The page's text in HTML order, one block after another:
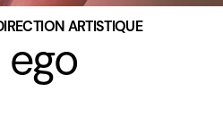
ARTISTIQUE